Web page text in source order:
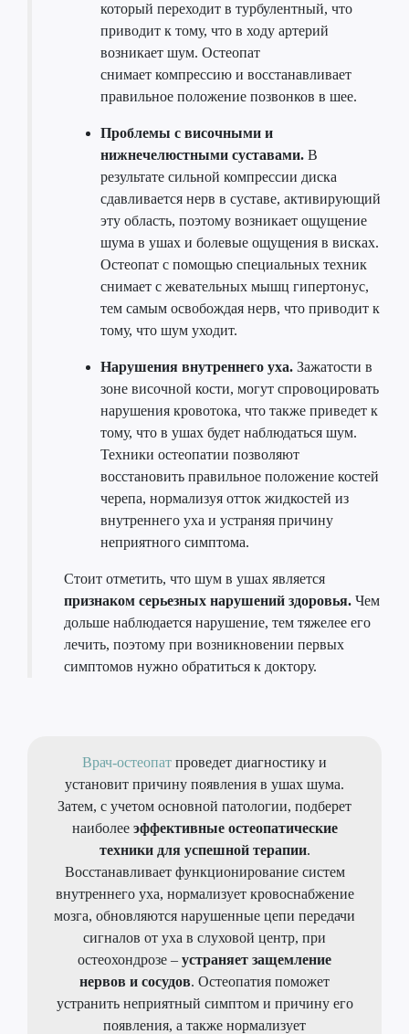
который переходит в турбулентный, что
приводит к тому, что в ходу артерий
возникает шум. Остеопат
снимает компрессию и восстанавливает
правильное положение позвонков в шее.
Проблемы с височными и
нижнечелюстными суставами. В
результате сильной компрессии диска
сдавливается нерв в суставе, активирующий
эту область, поэтому возникает ощущение
шума в ушах и болевые ощущения в висках.
Остеопат с помощью специальных техник
снимает с жевательных мышц гипертонус,
тем самым освобождая нерв, что приводит к
тому, что шум уходит.
Нарушения внутреннего уха. Зажатости в
зоне височной кости, могут спровоцировать
нарушения кровотока, что также приведет к
тому, что в ушах будет наблюдаться шум.
Техники остеопатии позволяют
восстановить правильное положение костей
черепа, нормализуя отток жидкостей из
внутреннего уха и устраняя причину
неприятного симптома.
Стоит отметить, что шум в ушах является
признаком серьезных нарушений здоровья. Чем
дольше наблюдается нарушение, тем тяжелее его
лечить, поэтому при возникновении первых
симптомов нужно обратиться к доктору.
Врач-остеопат проведет диагностику и
установит причину появления в ушах шума.
Затем, с учетом основной патологии, подберет
наиболее эффективные остеопатические
техники для успешной терапии.
Восстанавливает функционирование систем
внутреннего уха, нормализует кровоснабжение
мозга, обновляются нарушенные цепи передачи
сигналов от уха в слуховой центр, при
остеохондрозе – устраняет защемление
нервов и сосудов. Остеопатия поможет
устранить неприятный симптом и причину его
появления, а также нормализует